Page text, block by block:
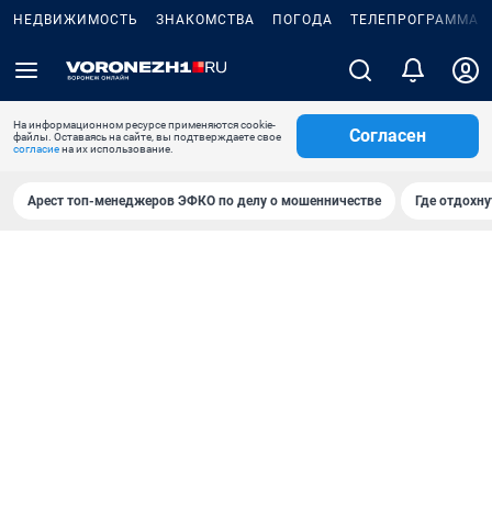
НЕДВИЖИМОСТЬ ЗНАКОМСТВА ПОГОДА ТЕЛЕПРОГРАММА
На информационном ресурсе применяются cookie-
файлы. Оставаясь на сайте, вы подтверждаете свое
согласиена их использование.
Согласен
Арест топ-менеджеров ЭФКО по делу о мошенничестве Где